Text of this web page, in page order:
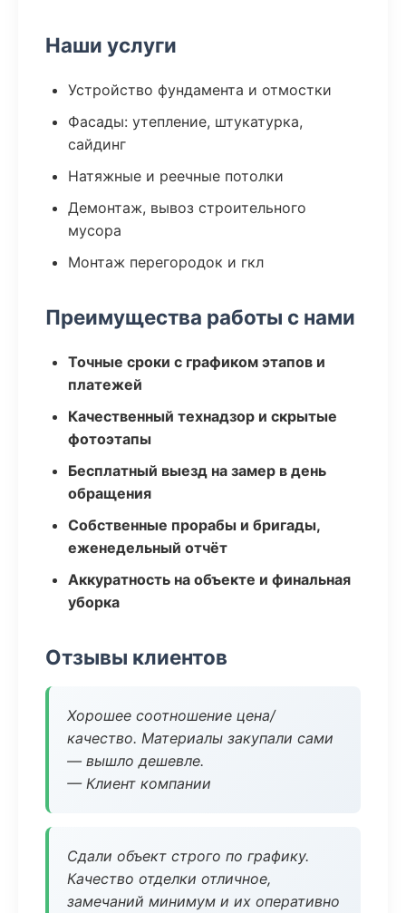
Наши услуги
Устройство фундамента и отмостки
Фасады: утепление, штукатурка,
сайдинг
Натяжные и реечные потолки
Демонтаж, вывоз строительного
мусора
Монтаж перегородок и гкл
Преимущества работы с нами
Точные сроки с графиком этапов и
платежей
Качественный технадзор и скрытые
фотоэтапы
Бесплатный выезд на замер в день
обращения
Собственные прорабы и бригады,
еженедельный отчёт
Аккуратность на объекте и финальная
уборка
Отзывы клиентов
Хорошее соотношение цена/
качество. Материалы закупали сами
— вышло дешевле.
— Клиент компании
Сдали объект строго по графику.
Качество отделки отличное,
замечаний минимум и их оперативно